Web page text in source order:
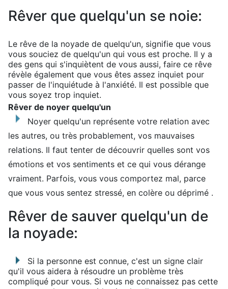
Rêver que quelqu'un se noie:
Le rêve de la noyade de quelqu'un, signifie que vous
vous souciez de quelqu'un qui vous est proche. Il y a
des gens qui s'inquiètent de vous aussi, faire ce rêve
révèle également que vous êtes assez inquiet pour
passer de l'inquiétude à l'anxiété. Il est possible que
vous soyez trop inquiet.
Rêver de noyer quelqu'un
Noyer quelqu'un représente votre relation avec
les autres, ou très probablement, vos mauvaises
relations. Il faut tenter de découvrir quelles sont vos
émotions et vos sentiments et ce qui vous dérange
vraiment. Parfois, vous vous comportez mal, parce
que vous vous sentez stressé, en colère ou déprimé .
Rêver de sauver quelqu'un de
la noyade:
Si la personne est connue, c'est un signe clair
qu'il vous aidera à résoudre un problème très
compliqué pour vous. Si vous ne connaissez pas cette